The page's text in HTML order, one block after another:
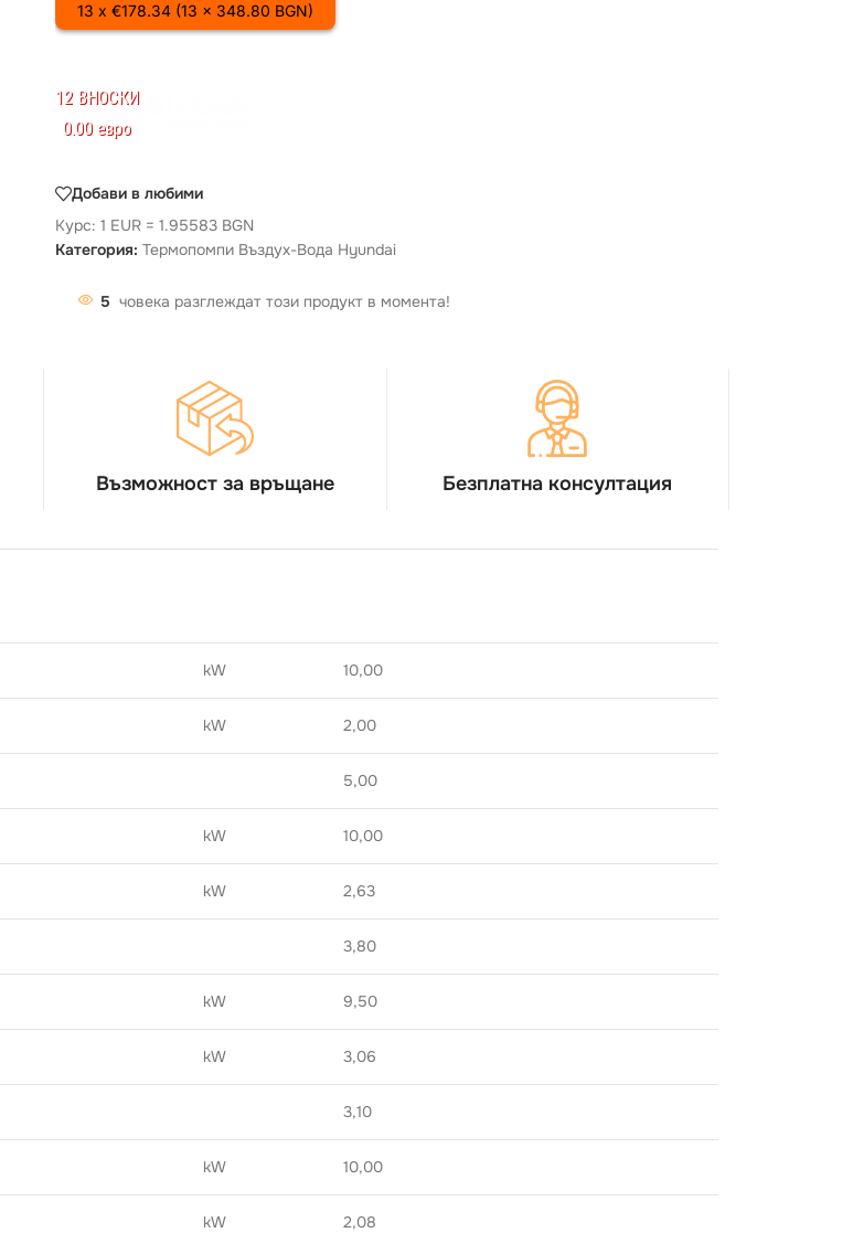
13 x €178.34 (13 x 348.80 BGN)
12 ВНОСКИ
0.00 евро
Добави в любими
Курс: 1 EUR = 1.95583 BGN
Категория: Термопомпи Въздух-Вода Hyundai
5 човека разглеждат този продукт в момента!
Възможност за връщане Безплатна консултация
kW 10,00
kW 2,00
5,00
kW 10,00
kW 2,63
3,80
kW 9,50
kW 3,06
3,10
kW 10,00
kW 2,08